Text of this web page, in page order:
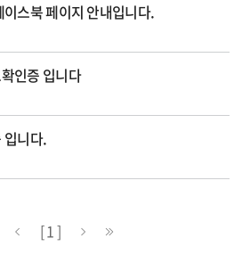
스북 페이지 안내입니다.
인증 입니다
입니다.
[ 1 ]